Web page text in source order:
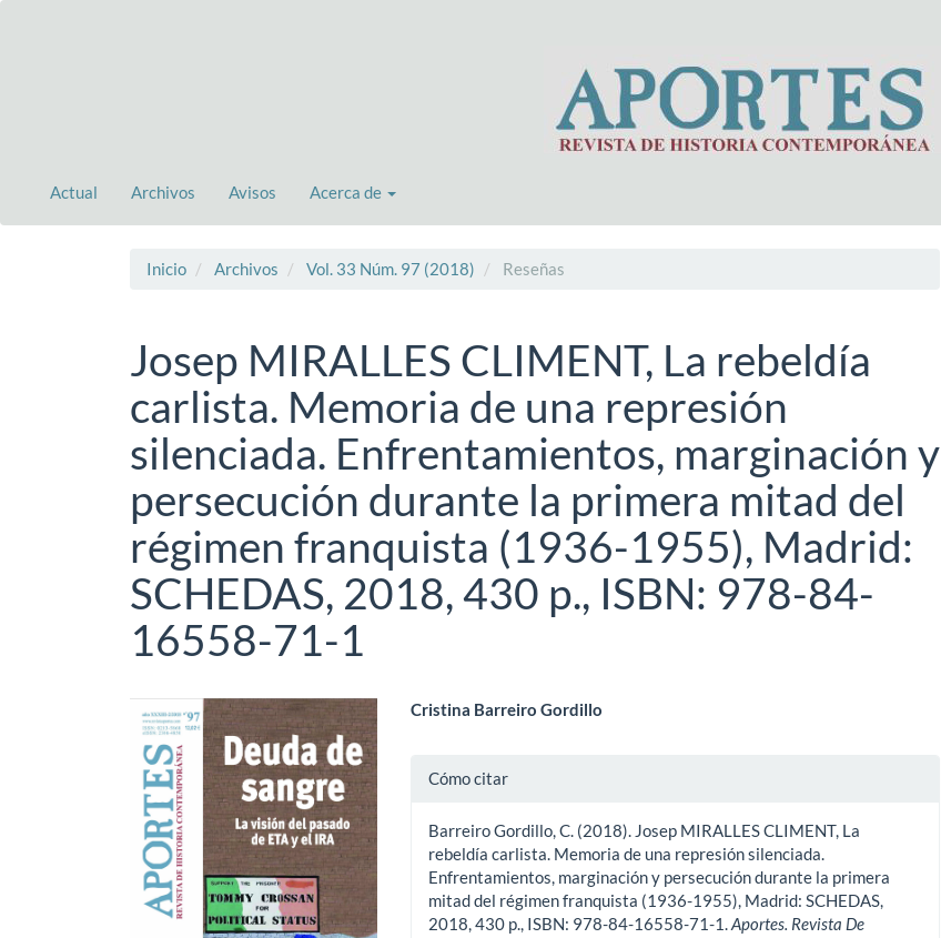
Actual Archivos Avisos Acerca de
Inicio Archivos Vol. 33 Núm. 97 (2018) Reseñas
Josep MIRALLES CLIMENT, La rebeldía
carlista. Memoria de una represión
silenciada. Enfrentamientos, marginación y
persecución durante la primera mitad del
régimen franquista (1936-1955), Madrid:
SCHEDAS, 2018, 430 p., ISBN: 978-84-
16558-71-1
Barra
lateral
del
artículo
Contenido
del
artículo
Cristina Barreiro Gordillo
Detalles
artículo
Cómo citar
Barreiro Gordillo, C. (2018). Josep MIRALLES CLIMENT, La
rebeldía carlista. Memoria de una represión silenciada.
Enfrentamientos, marginación y persecución durante la primera
mitad del régimen franquista (1936-1955), Madrid: SCHEDAS,
2018, 430 p., ISBN: 978-84-16558-71-1.Aportes. Revista De